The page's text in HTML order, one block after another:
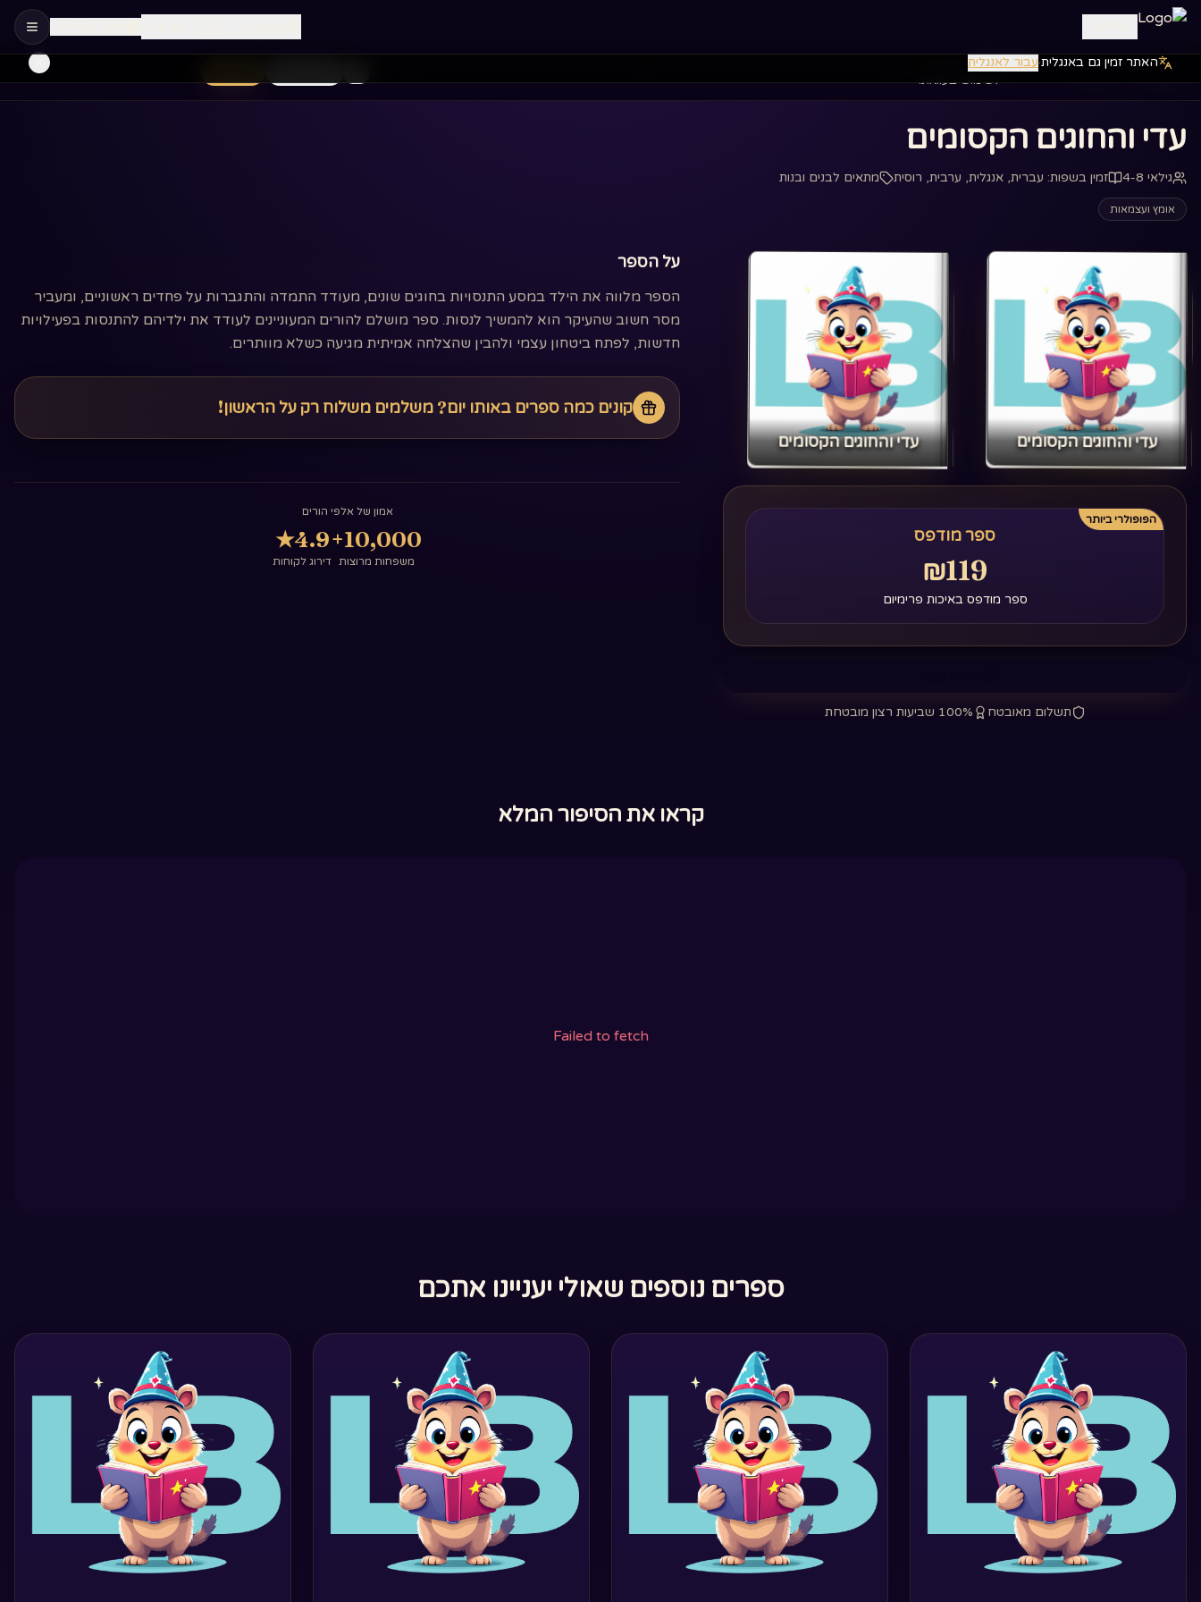
האתר זמין גם באנגלית·עבור לאנגליתאנחנו משתמשים בעוגיות כדי לשפר את החוויה שלך ולנתח את השימוש באתר. בלחיצה על 'אשר הכל' את/ה מסכים/ה
לשימוש בעוגיות.
דף הבית ספרים ‏עדי והחוגים הקסומים‏
‏עדי והחוגים הקסומים‏
גילאי 4-8 זמין בשפות: עברית, אנגלית, ערבית, רוסית מתאים לבנים ובנות
אומץ ועצמאות
‏עדי והחוגים הקסומים‏ ‏עדי והחוגים הקסומים‏
הפופולרי ביותר
ספר מודפס
₪119
ספר מודפס באיכות פרימיום
תשלום מאובטח 100% שביעות רצון מובטחת
על הספר
הספר מלווה את הילד במסע התנסויות בחוגים שונים, מעודד התמדה והתגברות על פחדים ראשוניים, ומעביר
מסר חשוב שהעיקר הוא להמשיך לנסות. ספר מושלם להורים המעוניינים לעודד את ילדיהם להתנסות בפעילויות
חדשות, לפתח ביטחון עצמי ולהבין שהצלחה אמיתית מגיעה כשלא מוותרים.
קונים כמה ספרים באותו יום? משלמים משלוח רק על הראשון!
אמון של אלפי הורים
10,000+
משפחות מרוצות
4.9
★
דירוג לקוחות
קראו את הסיפור המלא
Failed to fetch
ספרים נוספים שאולי יעניינו אתכם